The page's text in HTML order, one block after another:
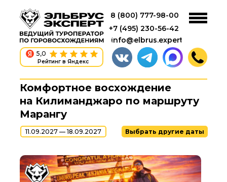
info@elbrus.expert
+7 (495) 230-56-42
8 (800) 777-98-00
5,0
Рейтинг в Яндекс
Комфортное восхождение
на Килиманджаро по маршруту
Марангу
11.09.2027 — 18.09.2027 Выбрать другие даты